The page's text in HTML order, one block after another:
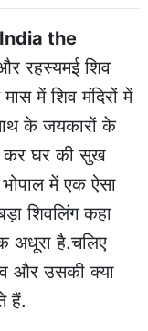
the
रहस्यमई शिव
में शिव मंदिरों में
के जयकारों के
कर घर की सुख
में एक ऐसा
शिवलिंग कहा
अधूरा है.चलिए
और उसकी क्या
हैं.